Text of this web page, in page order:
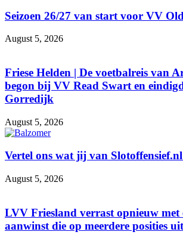
Seizoen 26/27 van start voor VV
August 5, 2026
Friese Helden | De voetbalreis van
begon bij VV Read Swart en
Gorredijk
August 5, 2026
Vertel ons wat jij van
August 5, 2026
LVV Friesland verrast opnieuw met
aanwinst die op meerdere posities